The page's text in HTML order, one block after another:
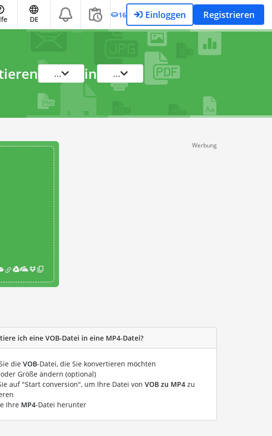
DE 16 Einloggen Registrieren
... in ...
Werbung
ich eine VOB-Datei in eine MP4-Datei?
die VOB-Datei, die Sie konvertieren möchten
Größe ändern (optional)
auf "Start conversion", um Ihre Datei von VOB zu MP4 zu
Ihre MP4-Datei herunter